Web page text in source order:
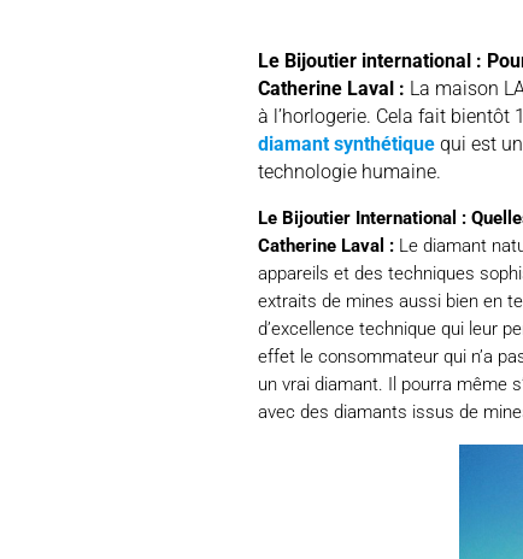
Le Bijoutier international :
Catherine Laval : La maison
à l’horlogerie. Cela fait bientôt
diamant synthétique qui est
technologie humaine.
Le Bijoutier International :
Catherine Laval : Le diamant
appareils et des techniques
extraits de mines aussi bien en
d’excellence technique qui leur
effet le consommateur qui n’a
un vrai diamant. Il pourra même
avec des diamants issus de